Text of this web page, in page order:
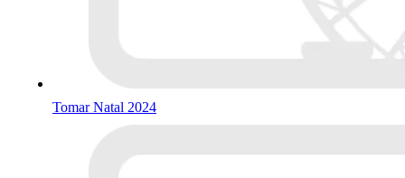
Tomar Natal 2024